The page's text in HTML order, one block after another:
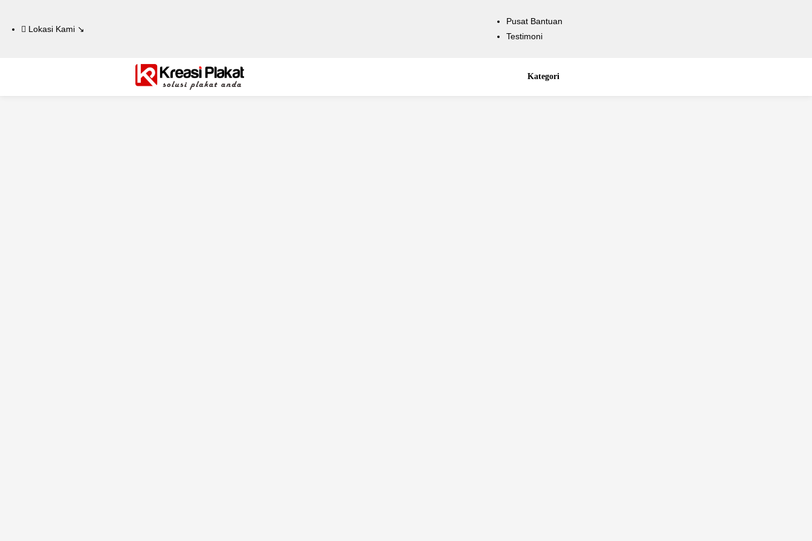
Lokasi Kami ↘
Pusat Bantuan
Testimoni
Kategori